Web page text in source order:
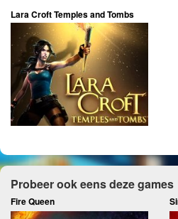
Lara Croft Temples and Tombs
Probeer ook eens deze games
Fire Queen